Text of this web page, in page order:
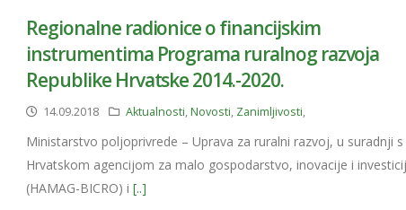
Regionalne radionice o financijskim
instrumentima Programa ruralnog razvoja
Republike Hrvatske 2014.-2020.
14.09.2018 Aktualnosti,Novosti, Zanimljivosti,
Ministarstvo poljoprivrede – Uprava za ruralni razvoj, u suradnji s
Hrvatskom agencijom za malo gospodarstvo, inovacije i
(HAMAG-BICRO) i[..]